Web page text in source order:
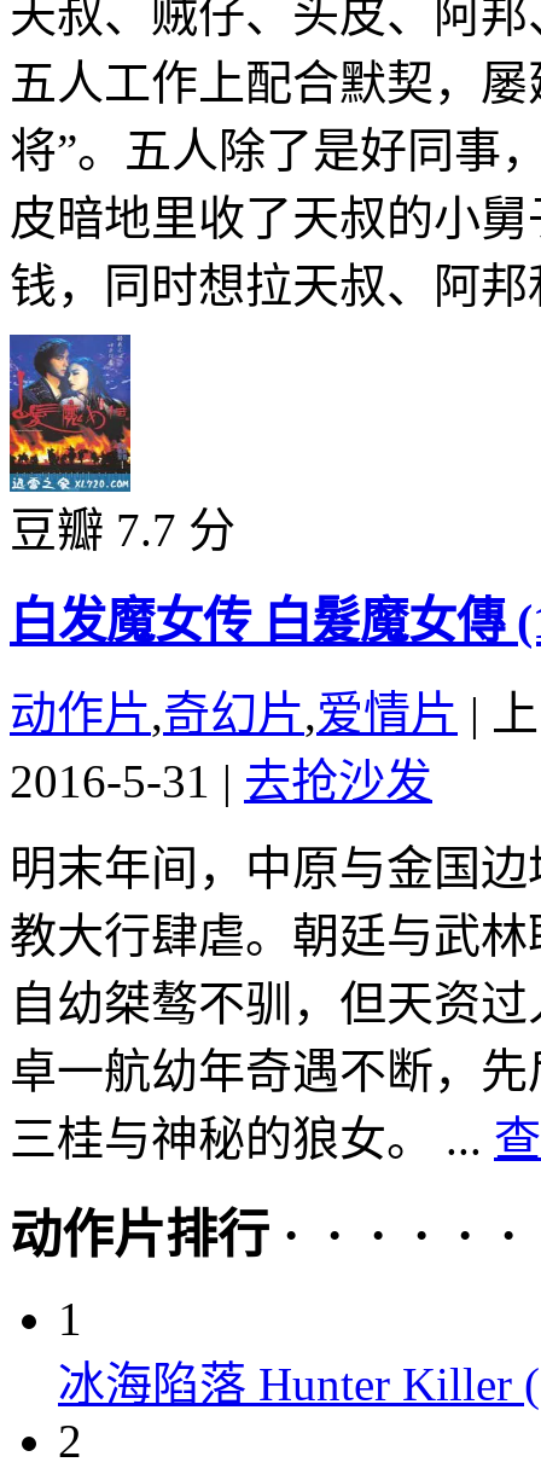
天叔、贼仔、头皮、阿
五人工作上配合默契，
将”。五人除了是好同事
皮暗地里收了天叔的小
钱，同时想拉天叔、阿
豆瓣 7.7 分
白发魔女传 白髮魔女傳
动作片,奇幻片,爱情片 |
2016-5-31 | 去抢沙发
明末年间，中原与金国
教大行肆虐。朝廷与武
自幼桀骜不驯，但天资
卓一航幼年奇遇不断，
三桂与神秘的狼女。 ...
动作片排行 · · · · · ·
1
冰海陷落 Hunter Killer
2